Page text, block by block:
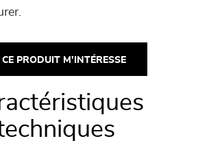
CE PRODUIT M'INTÉRESSE